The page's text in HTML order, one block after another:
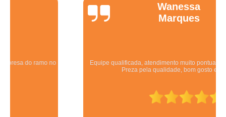
Wanessa
Marques
Equipe qualificada, atendimento muito pontual e de forma organizada.
Preza pela qualidade, bom gosto e preço justo.